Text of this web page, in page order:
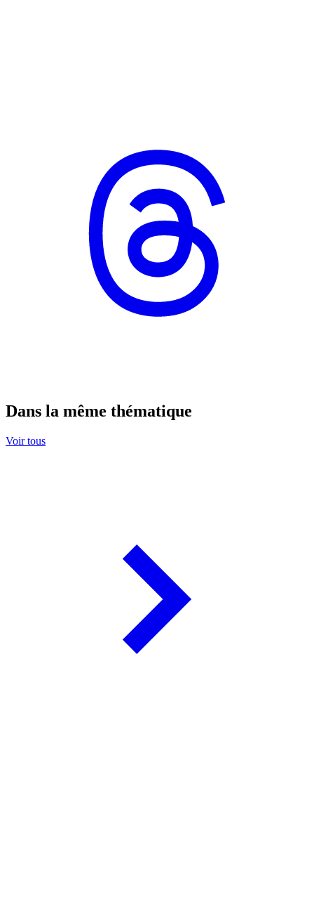
Dans la même thématique
Voir tous